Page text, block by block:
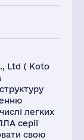
Ltd ( Koto
легких
серії
свою